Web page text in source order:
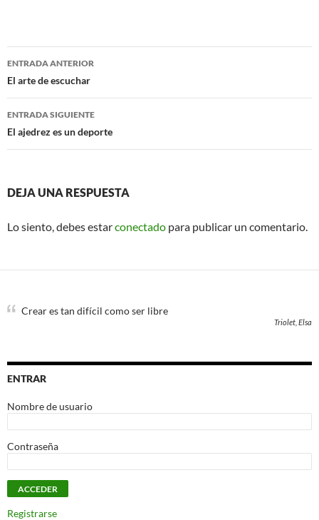
o
o
e
r
Navegación
de
entradas
ENTRADA ANTERIOR
El arte de escuchar
ENTRADA SIGUIENTE
El ajedrez es un deporte
DEJA UNA RESPUESTA
Lo siento, debes estarconectado para publicar un comentario.
Crear es tan difícil como ser libre
Triolet, Elsa
ENTRAR
Nombre de usuario
Contraseña
Registrarse